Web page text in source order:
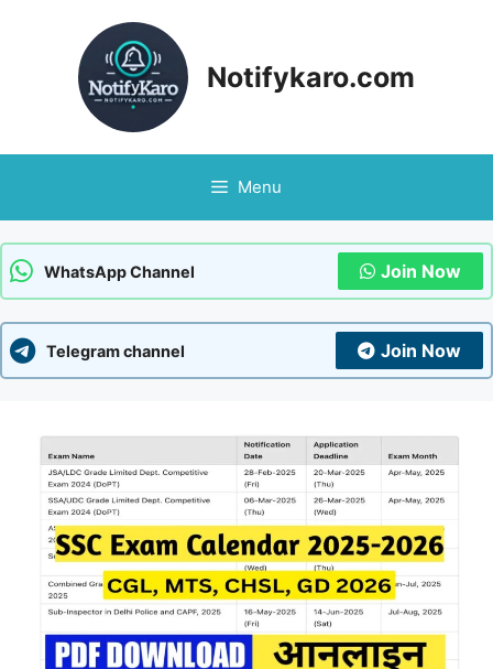
Notifykaro.com
Menu
WhatsApp Channel Join Now
Telegram channel Join Now